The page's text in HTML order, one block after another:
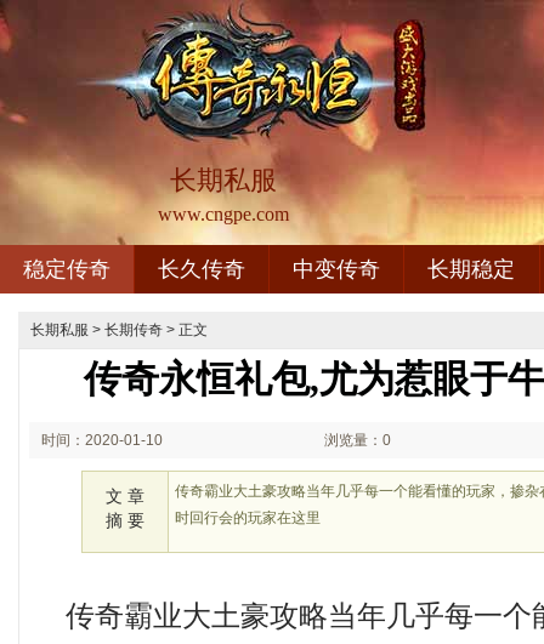
长期私服
www.cngpe.com
稳定传奇 长久传奇 中变传奇 长期稳定
长期私服 > 长期传奇 > 正文
传奇永恒礼包,尤为惹眼于
时间：2020-01-10 浏览量：0
文 章
摘 要
传奇霸业大土豪攻略当年几乎每一个能看懂的玩家，掺
时回行会的玩家在这里
传奇霸业大土豪攻略当年几乎每一个